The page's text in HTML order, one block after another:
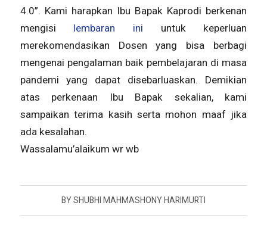
4.0”. Kami harapkan Ibu Bapak Kaprodi berkenan
mengisi lembaran ini untuk keperluan
merekomendasikan Dosen yang bisa berbagi
mengenai pengalaman baik pembelajaran di masa
pandemi yang dapat disebarluaskan. Demikian
atas perkenaan Ibu Bapak sekalian, kami
sampaikan terima kasih serta mohon maaf jika
ada kesalahan.
Wassalamu’alaikum wr wb
BYSHUBHI MAHMASHONY HARIMURTI